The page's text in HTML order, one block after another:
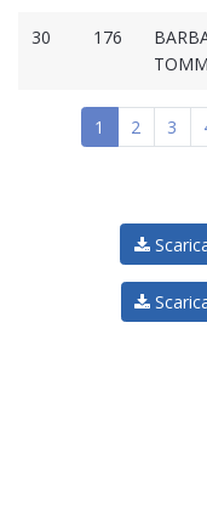
30 176
1 2 3